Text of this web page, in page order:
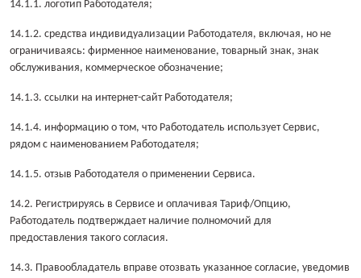
14.1.1. логотип Работодателя;
14.1.2. средства индивидуализации Работодателя, включая, но не
ограничиваясь: фирменное наименование, товарный знак, знак
обслуживания, коммерческое обозначение;
14.1.3. ссылки на интернет-сайт Работодателя;
14.1.4. информацию о том, что Работодатель использует Сервис,
рядом с наименованием Работодателя;
14.1.5. отзыв Работодателя о применении Сервиса.
14.2. Регистрируясь в Сервисе и оплачивая Тариф/Опцию,
Работодатель подтверждает наличие полномочий для
предоставления такого согласия.
14.3. Правообладатель вправе отозвать указанное согласие, уведомив